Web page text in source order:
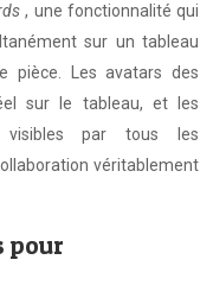
, une fonctionnalité qui
sur un tableau
pièce. Les avatars des
sur le tableau, et les
visibles par tous les
véritablement
pour